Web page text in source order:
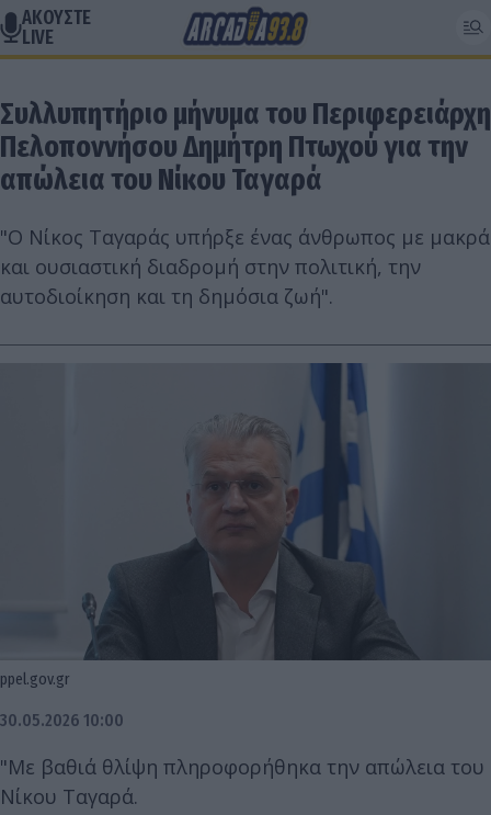
ΑΚΟΥΣΤΕ
LIVE
Συλλυπητήριο μήνυμα του Περιφερειάρχη
Πελοποννήσου Δημήτρη Πτωχού για την
απώλεια του Νίκου Ταγαρά
"Ο Νίκος Ταγαράς υπήρξε ένας άνθρωπος με μακρά
και ουσιαστική διαδρομή στην πολιτική, την
αυτοδιοίκηση και τη δημόσια ζωή".
ppel.gov.gr
30.05.2026 10:00
"Με βαθιά θλίψη πληροφορήθηκα την απώλεια του
Νίκου Ταγαρά.